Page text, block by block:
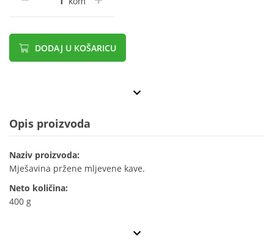
DODAJ U KOŠARICU
Opis proizvoda
Naziv proizvoda:
Mješavina pržene mljevene kave.
Neto količina:
400 g